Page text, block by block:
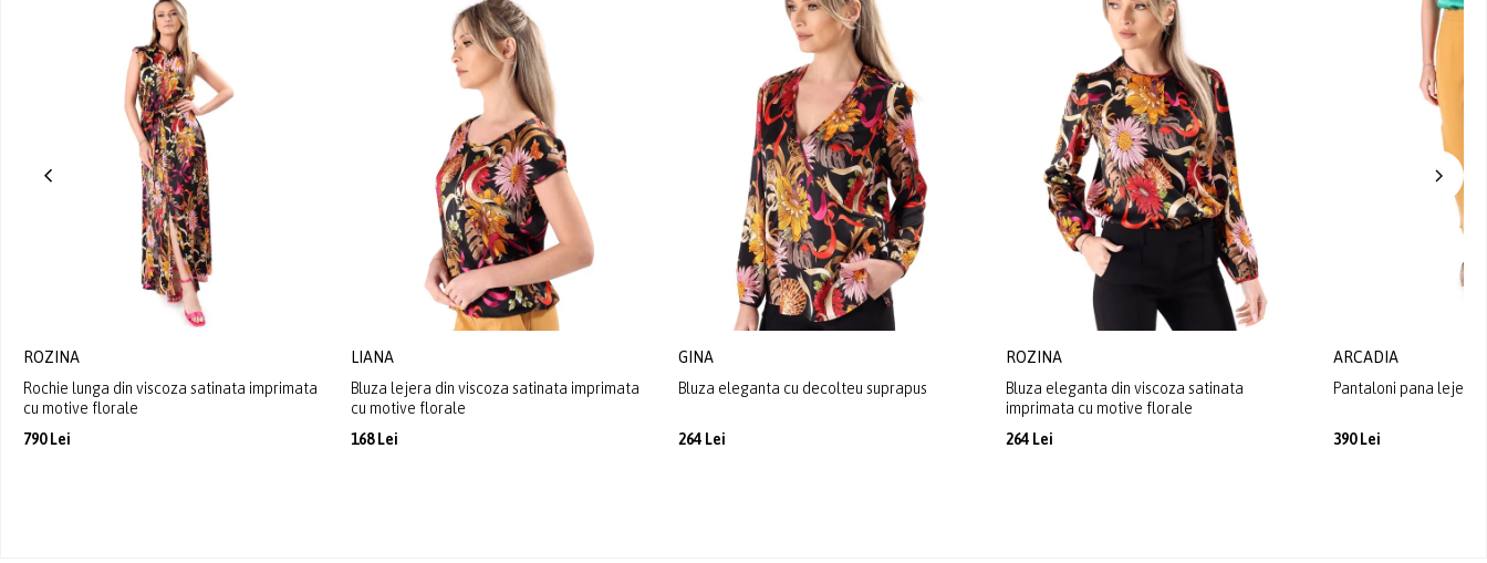
ROZINA
Rochie lunga din viscoza satinata imprimata
cu motive florale
790 Lei
LIANA
Bluza lejera din viscoza satinata imprimata
cu motive florale
168 Lei
GINA
Bluza eleganta cu decolteu suprapus
264 Lei
ROZINA
Bluza eleganta din viscoza satinata
imprimata cu motive florale
264 Lei
ARCADIA
Pantaloni pana lejeri
390 Lei